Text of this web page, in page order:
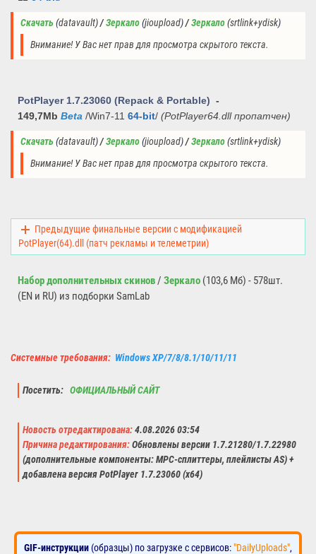
Скачать (datavault) / Зеркало(jioupload) / Зеркало(srtlink+ydisk)
Внимание! У Вас нет прав для просмотра скрытого текста.
PotPlayer 1.7.23060 (Repack & Portable) -
149,7Mb Beta /Win7-11 64-bit/ (PotPlayer64.dll пропатчен)
Скачать (datavault) / Зеркало(jioupload) / Зеркало(srtlink+ydisk)
Внимание! У Вас нет прав для просмотра скрытого текста.
Предыдущие финальные версии с модификацией
PotPlayer(64).dll (патч рекламы и телеметрии)
Набор дополнительных скинов/ Зеркало (103,6 Мб) - 578шт.
(EN и RU) из подборки SamLab
Системные требования: Windows XP/7/8/8.1/10/11/11
Посетить: ОФИЦИАЛЬНЫЙ САЙТ
Новость отредактирована:4.08.2026 03:54
Причина редактирования:Обновлены версии 1.7.21280/1.7.22980
(дополнительные компоненты: MPC-сплиттеры, плейлисты AS) +
добавлена версия PotPlayer 1.7.23060 (x64)
GIF-инструкции (образцы) по загрузке с сервисов: "DailyUploads",